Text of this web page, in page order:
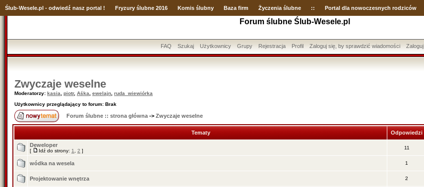
Ślub-Wesele.pl - odwiedź nasz portal ! Fryzury ślubne 2016 Komis ślubny Baza firm Życzenia ślubne :: Portal dla nowoczesnych rodziców
Forum ślubne Ślub-Wesele.pl
FAQ Szukaj Użytkownicy Grupy Rejestracja Profil Zaloguj się, by sprawdzić wiadomości Zaloguj
Zwyczaje weselne
Moderatorzy: kasia piotr, Aśka ewelajn ruda_wiewiórka
Użytkownicy przeglądający to forum: Brak
Forum ślubne :: strona główna -> Zwyczaje weselne
Tematy Odpowiedzi
Deweloper
[ Idź do strony: 1 2 ]
11
wódka na wesela 1
Projektowanie wnętrza 2